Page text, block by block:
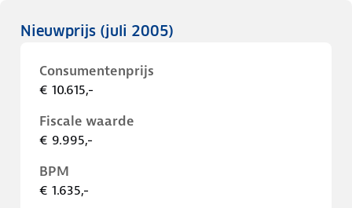
Nieuwprijs (juli 2005)
Consumentenprijs
€ 10.615,-
Fiscale waarde
€ 9.995,-
BPM
€ 1.635,-